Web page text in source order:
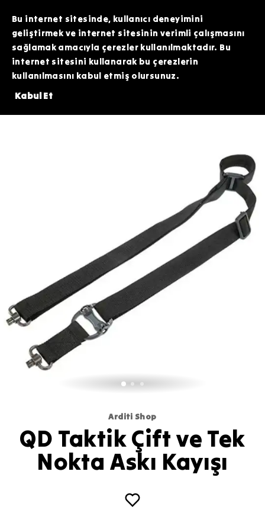
HATTIMIZDAN BİZİMLE İLETİŞİME GEÇEBİLİRSİNİZ. SİZE EN İYİ FIRSATLARI
SUNMAK İÇİN BURADAYIZ!
Bu internet sitesinde, kullanıcı deneyimini
geliştirmek ve internet sitesinin verimli çalışmasını
sağlamak amacıyla çerezler kullanılmaktadır. Bu
internet sitesini kullanarak bu çerezlerin
kullanılmasını kabul etmiş olursunuz.
Kabul Et
200 TL DEĞERİNDEKİ ARDİTİ TACTİCAL SİLİKON PATCH HEDİYE!⚠️
Arditi Shop
QD Taktik Çift ve Tek
Nokta Askı Kayışı